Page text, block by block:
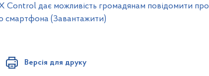
Control дає можливість громадянам повідомити про
смартфона (Завантажити)
Версія для друку